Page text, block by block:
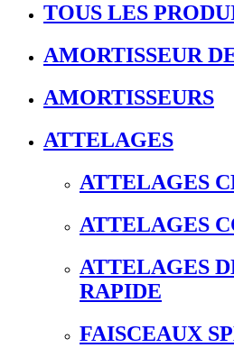
TOUS LES
AMORTISSEUR
AMORTISSEURS
ATTELAGES
ATTELAGES
ATTELAGES
ATTELAGES
RAPIDE
FAISCEAUX